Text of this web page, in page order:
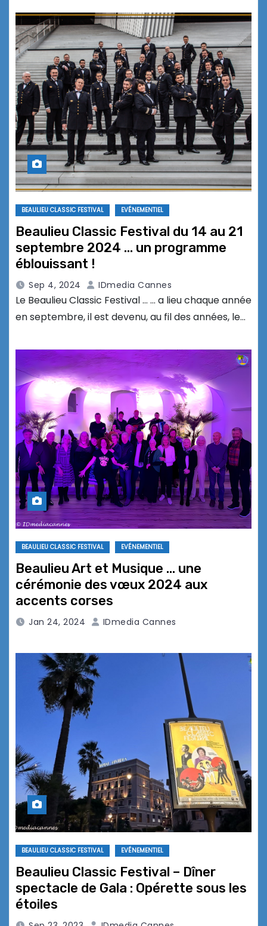
BEAULIEU CLASSIC FESTIVAL EVÉNEMENTIEL
Beaulieu Classic Festival du 14 au 21
septembre 2024 … un programme
éblouissant !
Sep 4, 2024 IDmedia Cannes
Le Beaulieu Classic Festival … … a lieu chaque année
en septembre, il est devenu, au fil des années, le…
BEAULIEU CLASSIC FESTIVAL EVÉNEMENTIEL
Beaulieu Art et Musique … une
cérémonie des vœux 2024 aux
accents corses
Jan 24, 2024 IDmedia Cannes
BEAULIEU CLASSIC FESTIVAL EVÉNEMENTIEL
Beaulieu Classic Festival – Dîner
spectacle de Gala : Opérette sous les
étoiles